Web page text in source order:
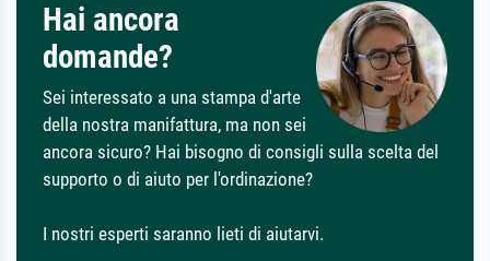
Hai ancora
domande?
Sei interessato a una stampa d'arte
della nostra manifattura, ma non sei
ancora sicuro? Hai bisogno di consigli sulla scelta del
supporto o di aiuto per l'ordinazione?
I nostri esperti saranno lieti di aiutarvi.